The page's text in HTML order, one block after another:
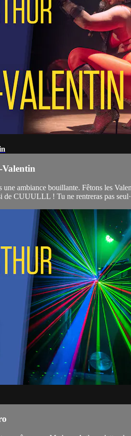
ambiance bouillante. Fêtons les
de CUUULLL ! Tu ne rentreras pas